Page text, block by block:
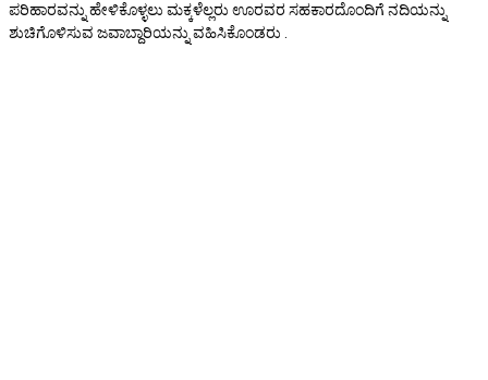
ಪರಿಹಾರವನ್ನು ಹೇಳಿಕೊಳ್ಳಲು ಮಕ್ಕಳೆಲ್ಲರು ಊರವರ ಸಹಕಾರದೊಂದಿಗೆ ನದಿಯನ್ನು
ಶುಚಿಗೊಳಿಸುವ ಜವಾಬ್ದಾರಿಯನ್ನು ವಹಿಸಿಕೊಂಡರು .